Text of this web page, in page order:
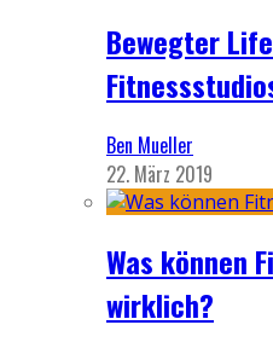
Bewegter
Ben Mueller
22. März 2019
Was können
wirklich?